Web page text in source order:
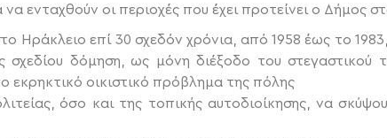
ενταχθούν οι περιοχές που έχει προτείνει ο Δήμος
Ηράκλειο επί 30 σχεδόν χρόνια, από 1958 έως το
δόμηση, ως μόνη διέξοδο του στεγαστικού
εκρηκτικό οικιστικό πρόβλημα της πόλης
όσο και της τοπικής αυτοδιοίκησης, να